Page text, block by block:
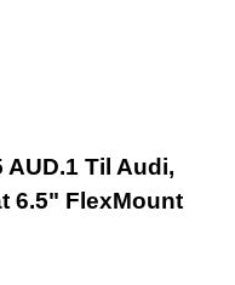
Til Audi,
6.5" FlexMount